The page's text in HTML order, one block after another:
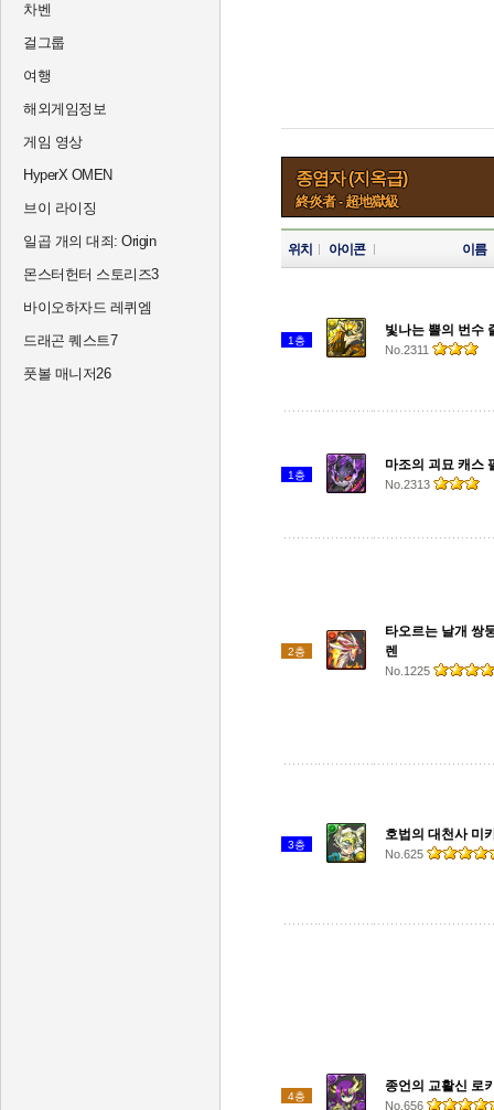
차벤
걸그룹
여행
해외게임정보
게임 영상
HyperX OMEN
브이 라이징
일곱 개의 대죄: Origin
몬스터헌터 스토리즈3
바이오하자드 레퀴엠
드래곤 퀘스트7
풋볼 매니저26
종염자 (지옥급)
終炎者 - 超地獄級
위치 아이콘 이름
1층
빛나는 뿔의 번수
No.2311
1층
마조의 괴묘 캐스
No.2313
2층
타오르는 날개 쌍
렌
No.1225
3층
호법의 대천사 미
No.625
4층
종언의 교활신 로
No.656